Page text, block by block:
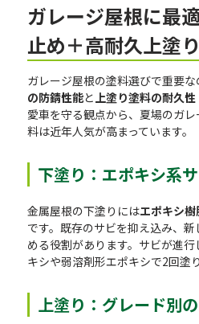
ガレージ屋根に最
止め＋高耐久上塗
ガレージ屋根の塗料選びで重要な
の防錆性能と 上塗り塗料の耐久
愛車を守る観点から、夏場のガ
料は近年人気が高まっています。
下塗り：エポキシ系
金属屋根の下塗りにはエポキシ
です。既存のサビを抑え込み、
める役割があります。サビが進
キシや弱溶剤形エポキシで2回塗
上塗り：グレード別